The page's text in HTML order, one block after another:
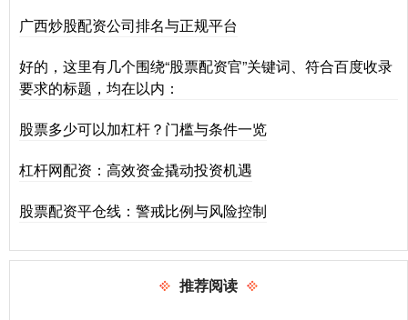
广西炒股配资公司排名与正规平台
好的，这里有几个围绕“股票配资官”关键词、符合百度收录
要求的标题，均在以内：
股票多少可以加杠杆？门槛与条件一览
杠杆网配资：高效资金撬动投资机遇
股票配资平仓线：警戒比例与风险控制
推荐阅读